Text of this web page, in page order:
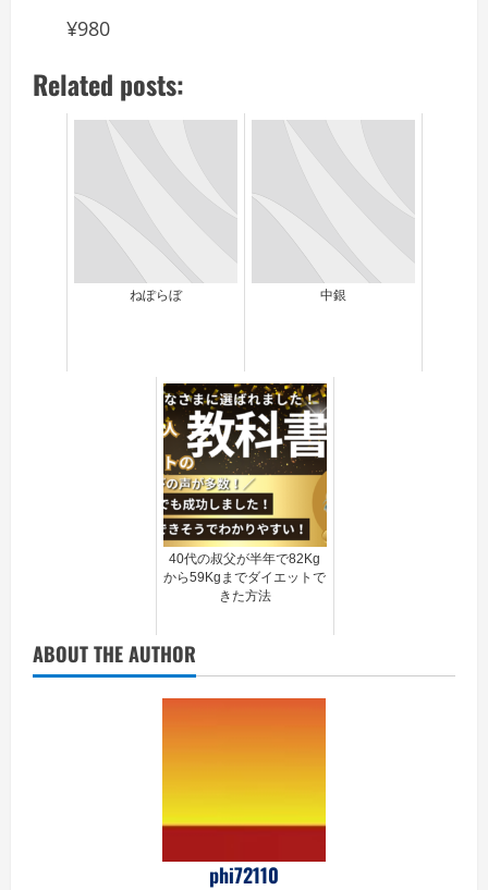
¥980
Related posts:
ねぽらぼ 中銀
40代の叔父が半年で82Kg
から59Kgまでダイエットで
きた方法
ABOUT THE AUTHOR
phi72110